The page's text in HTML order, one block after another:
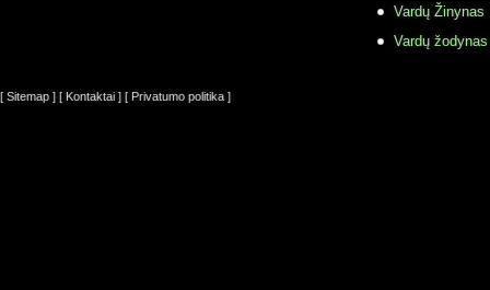
Vardų Žinynas
Vardų
[ Sitemap ] [ Kontaktai ] [ Privatumo politika ]